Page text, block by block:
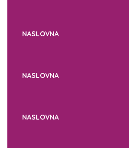
NASLOVNA
NASLOVNA
NASLOVNA